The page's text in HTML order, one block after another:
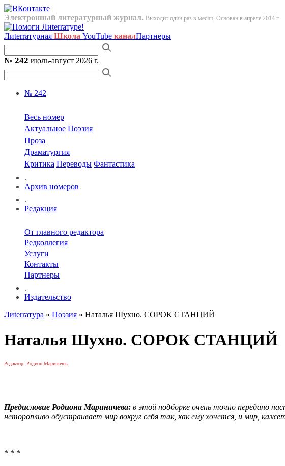
Электронный литературный журнал. Выходит один раз в месяц. Основан в апреле 2014 г.
Лиterraтурная Школа YouTube каналПартнеры
№ 242 июль-август 2026 г.
№ 242
Весь номер
Актуальное Поэзия
Проза
Драматургия
Критика Переводы Фантастика
.
Архив номеров
.
Редакция
От главного редактора
Редколлегия
Услуги
Контакты
Партнеры
.
Издательство
Лиterraтура » Поэзия » Наталья Шухно. СОРОК СТАНЦИЙ
Наталья Шухно. СОРОК СТАНЦИЙ
Редактор: Родион Мариничев
Предисловие Родиона Мариничева: в этой подборке очень точно передано
неторопливо обустраивает мир вокруг себя так, как ему хочется, и мир,
* * *